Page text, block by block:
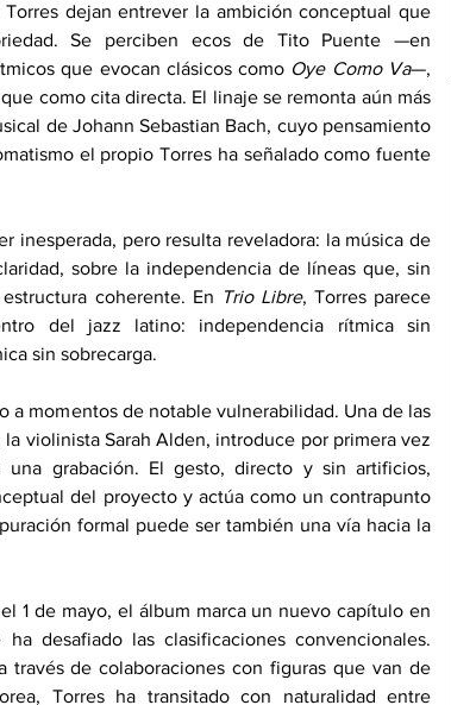
Torres dejan entrever la ambición conceptual que
Se perciben ecos de Tito Puente —en
que evocan clásicos como Oye Como Va—,
como cita directa. El linaje se remonta aún más
de Johann Sebastian Bach, cuyo pensamiento
el propio Torres ha señalado como fuente
inesperada, pero resulta reveladora: la música de
sobre la independencia de líneas que, sin
coherente. En Trio Libre, Torres parece
del jazz latino: independencia rítmica sin
sin sobrecarga.
a momentos de notable vulnerabilidad. Una de las
la violinista Sarah Alden, introduce por primera vez
grabación. El gesto, directo y sin artificios,
del proyecto y actúa como un contrapunto
formal puede ser también una vía hacia la
1 de mayo, el álbum marca un nuevo capítulo en
desafiado las clasificaciones convencionales.
través de colaboraciones con figuras que van de
Torres ha transitado con naturalidad entre